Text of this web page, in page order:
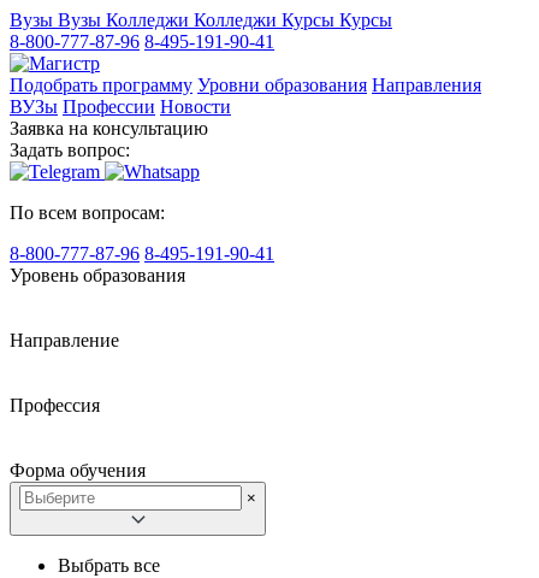
Вузы Вузы Колледжи Колледжи Курсы Курсы
8-800-777-87-96 8-495-191-90-41
Подобрать программу Уровни образования Направления
ВУЗы Профессии Новости
Заявка на консультацию
Задать вопрос:
По всем вопросам:
8-800-777-87-96 8-495-191-90-41
Уровень образования
Направление
Профессия
Форма обучения
×
Выбрать все